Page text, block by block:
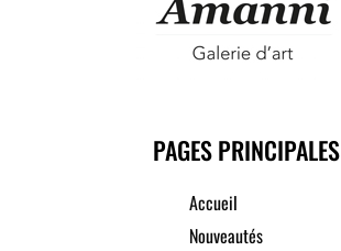
PAGES PRINCIPALES
Accueil
Nouveautés